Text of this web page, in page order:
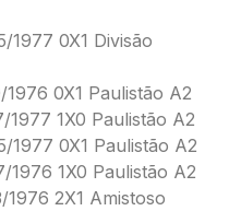
1977 0X1 Divisão
0X1 Paulistão A2
1X0 Paulistão A2
0X1 Paulistão A2
1X0 Paulistão A2
2X1 Amistoso